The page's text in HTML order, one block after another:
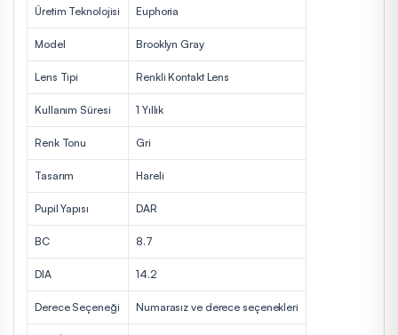
Üretim Teknolojisi Euphoria
Model Brooklyn Gray
Lens Tipi Renkli Kontakt Lens
Kullanım Süresi 1 Yıllık
Renk Tonu Gri
Tasarım Hareli
Pupil Yapısı DAR
BC 8.7
DIA 14.2
Derece Seçeneği Numarasız ve derece seçenekleri